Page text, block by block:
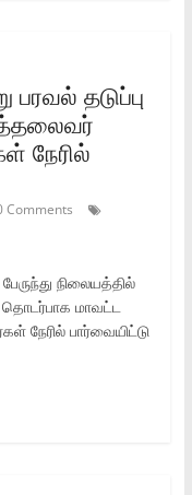
தடுப்பு
நேரில்‌
Comments
நிலையத்தில்‌
மாவட்ட
நேரில்‌ பார்வையிட்டு